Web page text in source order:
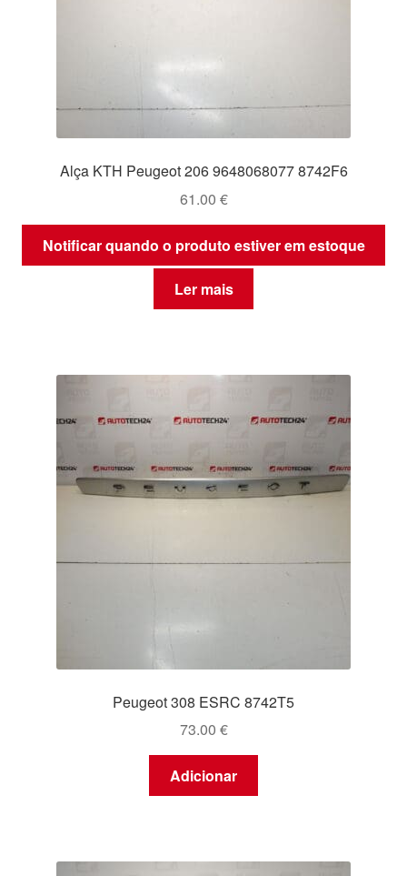
Alça KTH Peugeot 206 9648068077 8742F6
61.00 €
Notificar quando o produto estiver em estoque
Ler mais
Peugeot 308 ESRC 8742T5
73.00 €
Adicionar